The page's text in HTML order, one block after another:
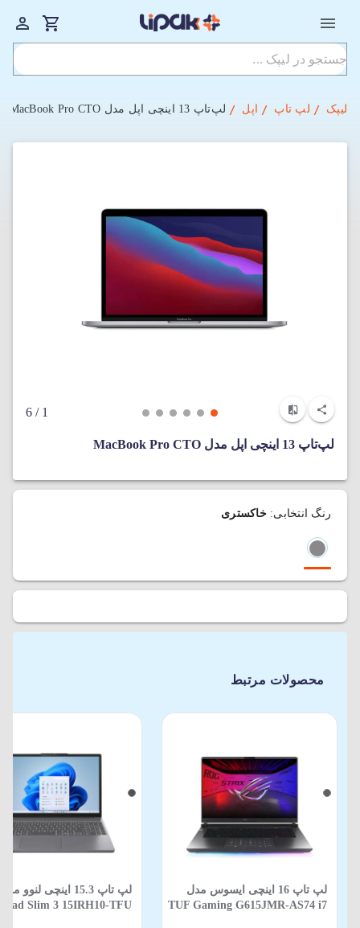
لیپک لپ تاپ اپل لپ‌تاپ 13 اینچی اپل مدل MacBook Pro CTO
1
/ 6
لپ‌تاپ 13 اینچی اپل مدل MacBook Pro CTO
رنگ انتخابی:خاکستری
محصولات مرتبط
لپ‌ تاپ 16 اینچی ایسوس مدل
TUF Gaming G615JMR-AS74 i7
لپ‌ تاپ 15.3 اینچی لنوو مدل
Slim 3 15IRH10-TFU